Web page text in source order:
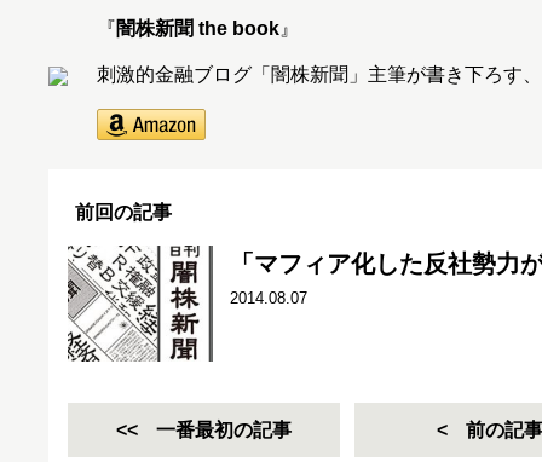
『闇株新聞 the book 』
刺激的金融ブログ「闇株新聞」主筆が書き下ろす
前回の記事
「マフィア化した反社勢力
2014.08.07
一番最初の記事 前の記事